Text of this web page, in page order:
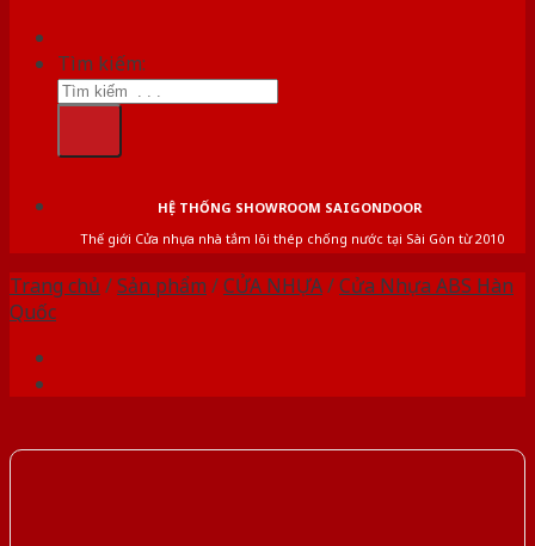
Tìm kiếm:
HỆ THỐNG SHOWROOM SAIGONDOOR
Thế giới Cửa nhựa nhà tắm lõi thép chống nước tại Sài Gòn từ 2010
Trang chủ /Sản phẩm /CỬA NHỰA/Cửa Nhựa ABS Hàn
Quốc